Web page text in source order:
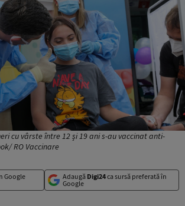
cu vârste între 12 și 19 ani s-au vaccinat anti-
RO Vaccinare
Google
Adaugă Digi24ca sursă preferată în
Google